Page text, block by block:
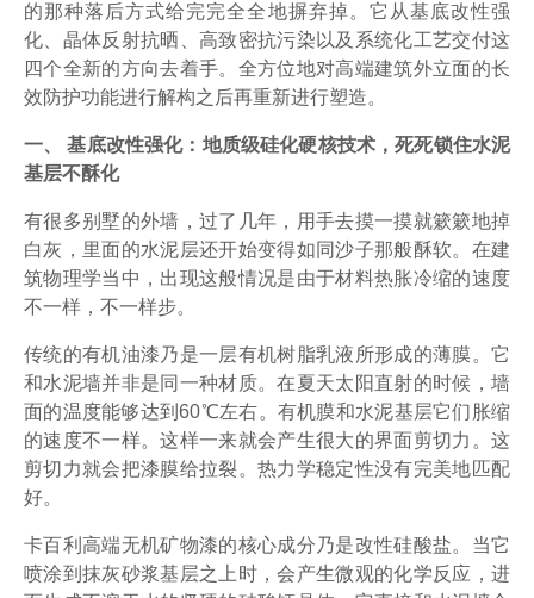
的那种落后方式给完完全全地摒弃掉。它从基底改性强
化、晶体反射抗晒、高致密抗污染以及系统化工艺交付这
四个全新的方向去着手。全方位地对高端建筑外立面的长
效防护功能进行解构之后再重新进行塑造。
一、 基底改性强化：地质级硅化硬核技术，死死锁住水泥
基层不酥化
有很多别墅的外墙，过了几年，用手去摸一摸就簌簌地掉
白灰，里面的水泥层还开始变得如同沙子那般酥软。在建
筑物理学当中，出现这般情况是由于材料热胀冷缩的速度
不一样，不一样步。
传统的有机油漆乃是一层有机树脂乳液所形成的薄膜。它
和水泥墙并非是同一种材质。在夏天太阳直射的时候，墙
面的温度能够达到60℃左右。有机膜和水泥基层它们胀缩
的速度不一样。这样一来就会产生很大的界面剪切力。这
剪切力就会把漆膜给拉裂。热力学稳定性没有完美地匹配
好。
卡百利高端无机矿物漆的核心成分乃是改性硅酸盐。当它
喷涂到抹灰砂浆基层之上时，会产生微观的化学反应，进